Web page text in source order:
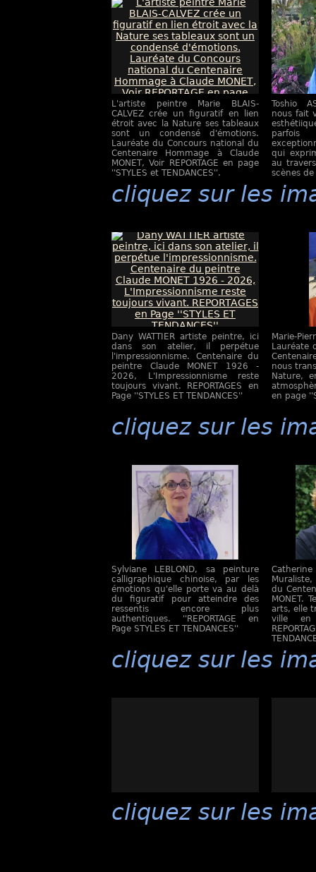
L'artiste peintre Marie BLAIS-
CALVEZ crée un figuratif en lien
étroit avec la Nature ses tableaux
sont un condensé d'émotions.
Lauréate du Concours national du
Centenaire Hommage à Claude
MONET, Voir REPORTAGE en page
''STYLES et TENDANCES''.
Toshio
nous fait
parfois
qui
au
scènes
cliquez sur les
Dany WATTIER artiste peintre, ici
dans son atelier, il perpétue
l'impressionnisme. Centenaire du
peintre Claude MONET 1926 -
2026, L'Impressionnisme reste
toujours vivant. REPORTAGES en
Page ''STYLES ET TENDANCES''
Marie-
Lauréate
nous
Nature,
en page
cliquez sur les
Sylviane LEBLOND, sa peinture
calligraphique chinoise, par les
émotions qu'elle porte va au delà
du figuratif pour atteindre des
ressentis encore plus
authentiques. ''REPORTAGE en
Page STYLES ET TENDANCES''
du
MONET.
arts, elle
ville en
cliquez sur les
cliquez sur les